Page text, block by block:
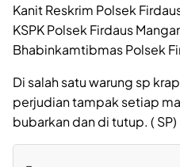
Kanit Reskrim Polsek
KSPK Polsek Firdaus
Bhabinkamtibmas Polsek
Di salah satu warung sp
perjudian tampak setiap
bubarkan dan di tutup. ( SP)